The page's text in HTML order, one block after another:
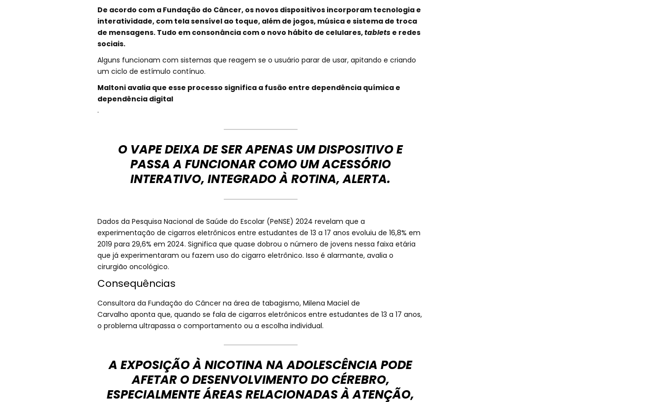
De acordo com a Fundação do Câncer, os novos dispositivos incorporam tecnologia e
interatividade, com tela sensível ao toque, além de jogos, música e sistema de troca
de mensagens. Tudo em consonância com o novo hábito de celulares,tabletse redes
sociais.
Alguns funcionam com sistemas que reagem se o usuário parar de usar, apitando e criando
um ciclo de estímulo contínuo.
Maltoni avalia que esse processo significa a fusão entre dependência química e
dependência digital
.
O VAPEDEIXA DE SER APENAS UM DISPOSITIVO E
PASSA A FUNCIONAR COMO UM ACESSÓRIO
INTERATIVO, INTEGRADO À ROTINA, ALERTA.
Dados da Pesquisa Nacional de Saúde do Escolar (PeNSE) 2024 revelam que a
experimentação de cigarros eletrônicos entre estudantes de 13 a 17 anos evoluiu de 16,8% em
2019 para 29,6% em 2024. Significa que quase dobrou o número de jovens nessa faixa etária
que já experimentaram ou fazem uso do cigarro eletrônico. Isso é alarmante, avalia o
cirurgião oncológico.
Consequências
Consultora da Fundação do Câncer na área de tabagismo, Milena Maciel de
Carvalho aponta que, quando se fala de cigarros eletrônicos entre estudantes de 13 a 17 anos,
o problema ultrapassa o comportamento ou a escolha individual.
A EXPOSIÇÃO À NICOTINA NA ADOLESCÊNCIA PODE
AFETAR O DESENVOLVIMENTO DO CÉREBRO,
ESPECIALMENTE ÁREAS RELACIONADAS À ATENÇÃO,